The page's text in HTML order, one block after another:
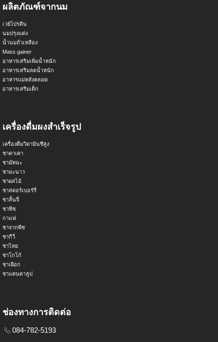
ผลิตภัณฑ์จากนม
เวย์โปรตีน
นมปรุงแต่ง
น้ำนมถั่วเหลือง
Mass gainer
อาหารเสริมเพิ่มน้ำหนัก
อาหารเสริมลดน้ำหนัก
อาหารแม่หลังคลอด
อาหารเสริมเด็ก
เครื่องดื่มผงสำเร็จรูป
เครื่องดื่มวิตามินซีสูง
ชาคาเคา
ชามัทฉะ
ชามะนาว
ชาผลไม้
ชาสตอร์เบอร์รี่
ชาลิ้นจี่
ชาพีช
กาแฟ
ชาจากพืช
ชากีวี่
ชาไทย
ชาโกโก้
ชาเผือก
ชาแคนตาลูป
ช่องทางการติดต่อ
084-782-5193